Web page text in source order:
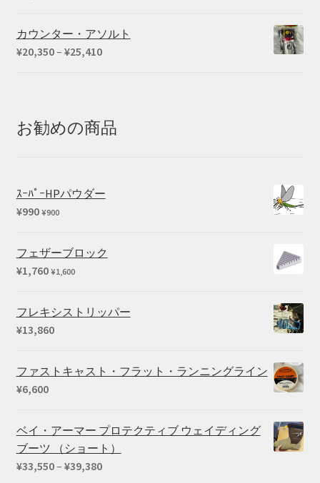
カウンター・アソルト
¥20,350– ¥25,410価
–
¥25,410
お勧めの商品
ｽｰﾊﾟｰHPパウダー
¥990 ¥900
フェザーブロック
¥1,760 ¥1,600
フレキシストリッパー
¥13,860
ファストキャスト・フラット・ランニングライン
¥6,600
ベイ・アーマー プロテクティブ ウェイディング
ブーツ （ショート）
¥33,550– ¥39,380価